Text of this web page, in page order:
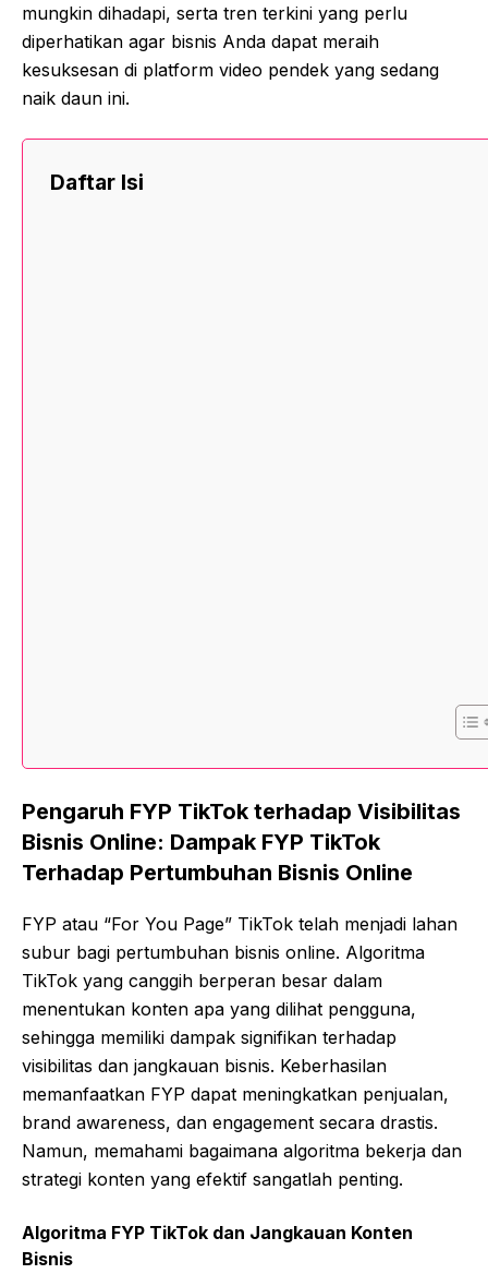
mungkin dihadapi, serta tren terkini yang perlu
diperhatikan agar bisnis Anda dapat meraih
kesuksesan di platform video pendek yang sedang
naik daun ini.
Daftar Isi
Pengaruh FYP TikTok terhadap Visibilitas
Bisnis Online: Dampak FYP TikTok
Terhadap Pertumbuhan Bisnis Online
FYP atau “For You Page” TikTok telah menjadi lahan
subur bagi pertumbuhan bisnis online. Algoritma
TikTok yang canggih berperan besar dalam
menentukan konten apa yang dilihat pengguna,
sehingga memiliki dampak signifikan terhadap
visibilitas dan jangkauan bisnis. Keberhasilan
memanfaatkan FYP dapat meningkatkan penjualan,
brand awareness, dan engagement secara drastis.
Namun, memahami bagaimana algoritma bekerja dan
strategi konten yang efektif sangatlah penting.
Algoritma FYP TikTok dan Jangkauan Konten
Bisnis